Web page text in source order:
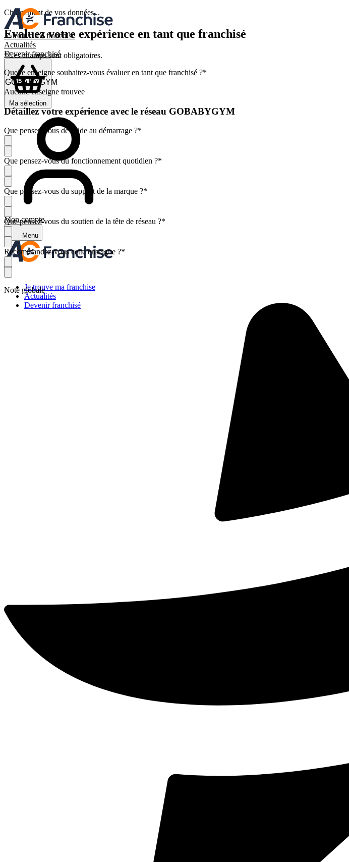
Je trouve ma franchise
Actualités
Devenir franchisé
Ma sélection
Mon compte
Menu
Je trouve ma franchise
Actualités
Devenir franchisé
Chargement de vos données...
Évaluez votre expérience en tant que franchisé
*Ces champs sont obligatoires.
Quelle enseigne souhaitez-vous évaluer en tant que franchisé ?*
Aucune enseigne trouvee
Détaillez votre expérience avec le réseau GOBABYGYM
Que pensez-vous de l'aide au démarrage ?*
Que pensez-vous du fonctionnement quotidien ?*
Que pensez-vous du support de la marque ?*
Que pensez-vous du soutien de la tête de réseau ?*
Recommandez-vous cette enseigne ?*
Note globale